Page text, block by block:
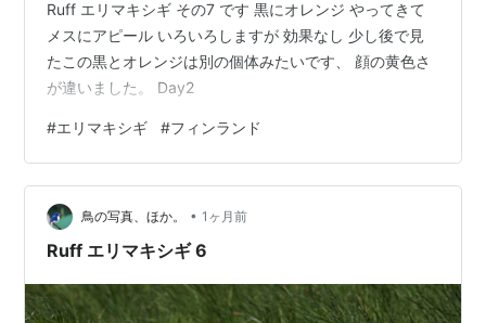
Ruff エリマキシギ その7 です 黒にオレンジ やってきて
メスにアピール いろいろしますが 効果なし 少し後で見
たこの黒とオレンジは別の個体みたいです、 顔の黄色さ
が違いました。 Day2
#エリマキシギ #フィンランド
鳥の写真、ほか。 • 1ヶ月前
Ruff エリマキシギ 6